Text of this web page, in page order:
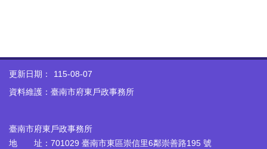
更新日期：
115-08-07
資料維護：臺南市府東戶政事務所
臺南市府東戶政事務所
地 址：701029 臺南市東區崇信里6鄰崇善路195 號